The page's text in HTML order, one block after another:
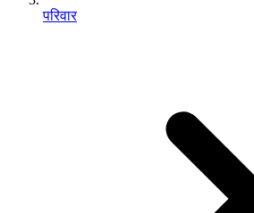
परिवार